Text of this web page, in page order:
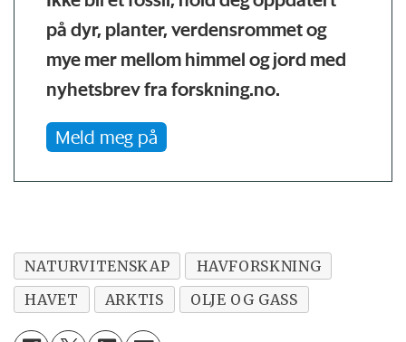
på dyr, planter, verdensrommet og
mye mer mellom himmel og jord med
nyhetsbrev fra forskning.no.
Meld meg på
NATURVITENSKAP
HAVFORSKNING
HAVET
ARKTIS OLJE OG GASS